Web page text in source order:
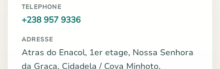
TELEPHONE
+238 957 9336
ADRESSE
Atras do Enacol, 1er etage, Nossa Senhora
da Graca, Cidadela / Cova Minhoto,